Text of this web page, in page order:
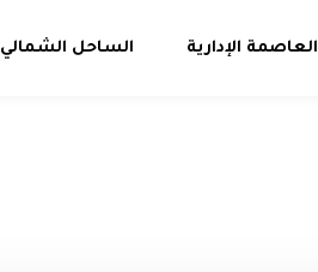
العاصمة الإدارية الساحل الشمالي